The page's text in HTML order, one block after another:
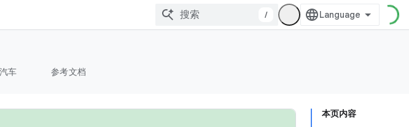
/
汽车 参考文档
本页内容